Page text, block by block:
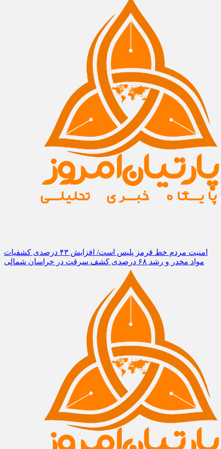
امنیت مردم خط قرمز پلیس است/ افزایش ۴۳ درصدی کشفیات
مواد مخدر و رشد ۶۸ درصدی کشف سرقت در خراسان شمالی